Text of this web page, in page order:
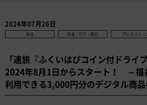
2024年07月26日
本社 料金・ETC・割引 プレスリリー
「速旅『ふくいはぴコイン付ドライ
2024年8月1日からスタート！ ～福
利用できる3,000円分のデジタル商品